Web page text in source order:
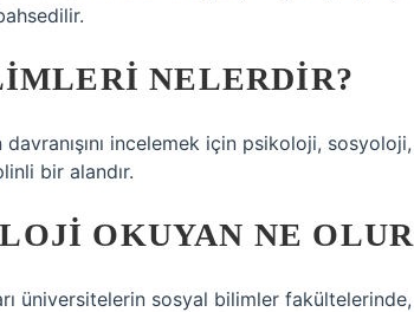
NELERDIR?
davranışını incelemek için psikoloji,
bir alandır.
OKUYAN NE
üniversitelerin sosyal bilimler